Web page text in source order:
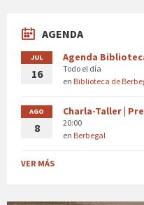
AGENDA
JUL
16
Agenda
Todo el día
en Biblioteca de
AGO
8
Charla-Taller |
20:00
en Berbegal
VER MÁS